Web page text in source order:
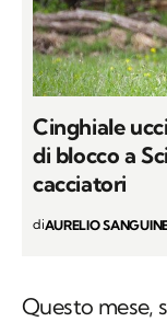
Cinghiale
di blocco a
cacciatori
diAURELIO
Questo mese,